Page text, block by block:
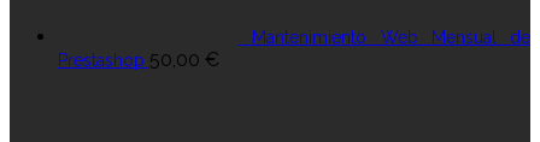
Mantenimiento Web Mensual de
Prestashop 50,00 €